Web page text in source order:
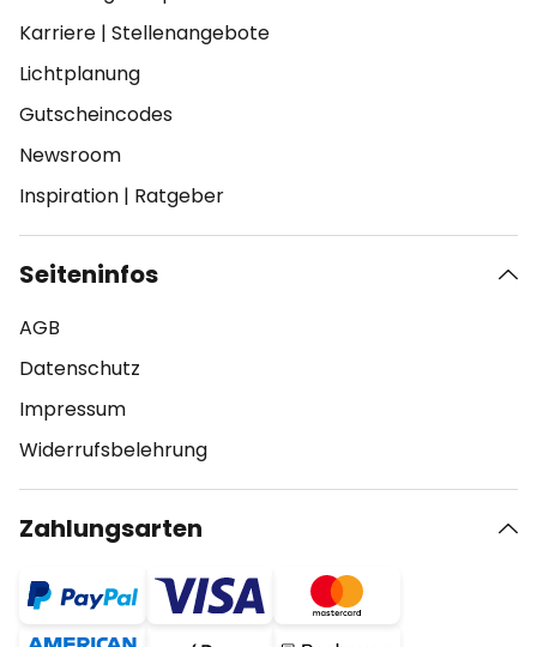
Karriere | Stellenangebote
Lichtplanung
Gutscheincodes
Newsroom
Inspiration | Ratgeber
Seiteninfos
AGB
Datenschutz
Impressum
Widerrufsbelehrung
Zahlungsarten